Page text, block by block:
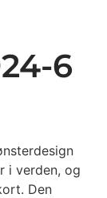
6
i verden, og
Den